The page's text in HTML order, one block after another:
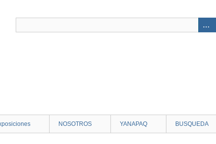
NOSOTROS YANAPAQ BUSQUEDA